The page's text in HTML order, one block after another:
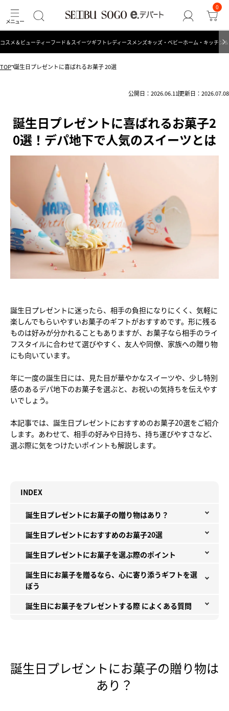
0
コスメ＆ビューティーフード＆スイーツギフト レディース メンズキッズ・ベビーホーム・キッチン
TOP 誕生日プレゼントに喜ばれるお菓子 20選
公開日：2026.06.11更新日：2026.07.08
誕生日プレゼントに喜ばれるお菓子2
0選！デパ地下で人気のスイーツとは
誕生日プレゼントに迷ったら、相手の負担になりにくく、気軽に
楽しんでもらいやすいお菓子のギフトがおすすめです。形に残る
ものは好みが分かれることもありますが、お菓子なら相手のライ
フスタイルに合わせて選びやすく、友人や同僚、家族への贈り物
にも向いています。
年に一度の誕生日には、見た目が華やかなスイーツや、少し特別
感のあるデパ地下のお菓子を選ぶと、お祝いの気持ちを伝えやす
いでしょう。
本記事では、誕生日プレゼントにおすすめのお菓子20選をご紹介
します。あわせて、相手の好みや日持ち、持ち運びやすさなど、
選ぶ際に気をつけたいポイントも解説します。
INDEX
誕生日プレゼントにお菓子の贈り物はあり？
誕生日プレゼントにおすすめのお菓子20選
誕生日プレゼントにお菓子を選ぶ際のポイント
誕生日にお菓子を贈るなら、心に寄り添うギフトを選
ぼう
誕生日にお菓子をプレゼントする際 によくある質問
誕生日プレゼントにお菓子の贈り物は
あり？